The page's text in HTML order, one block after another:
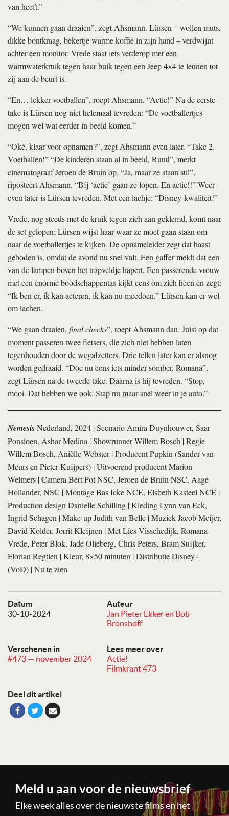
Datum
30-10-2024
Auteur
Jan Pieter Ekker en Bob
Bronshoff
Verschenen in
#473 — november 2024
Lees meer over
Actie!
Filmkrant 473
Deel dit artikel
van heeft.”
“We kunnen gaan draaien”, zegt Ahsmann. Lürsen – wollen muts,
dikke bontkraag, bekertje warme koffie in zijn hand – verdwijnt
achter een monitor. Vrede staat iets verderop met een
warmwaterkruik tegen haar buik tegen een Jeep 4×4 te leunen tot
zij aan de beurt is.
“En… lekker voetballen”, roept Ahsmann. “Actie!” Na de eerste
take is Lürsen nog niet helemaal tevreden: “De voetballertjes
mogen wel wat eerder in beeld komen.”
“Oké, klaar voor opnamen?”, zegt Ahsmann even later. “Take 2.
Voetballen!” “De kinderen staan al in beeld, Ruud”, merkt
cinematograaf Jeroen de Bruin op. “Ja, maar ze staan stil”,
riposteert Ahsmann. “Bij ‘actie’ gaan ze lopen. En actie!!” Weer
even later is Lürsen tevreden. Met een lachje: “Disney-­kwaliteit!”
Vrede, nog steeds met de kruik tegen zich aan geklemd, komt naar
de set gelopen; Lürsen wijst haar waar ze moet gaan staan om
naar de voetballertjes te kijken. De opnameleider zegt dat haast
geboden is, omdat de avond nu snel valt. Een gaffer meldt dat een
van de lampen boven het trapveldje hapert. Een passerende vrouw
met een enorme boodschappentas kijkt eens om zich heen en zegt:
“Ik ben er, ik kan acteren, ik kan nu meedoen.” Lürsen kan er wel
om lachen.
“We gaan draaien, final checks”, roept Ahsmann dan. Juist op dat
moment passeren twee fietsers, die zich niet hebben laten
tegenhouden door de wegafzetters. Drie tellen later kan er alsnog
worden gedraaid. “Doe nu eens iets minder somber, Romana”,
zegt Lürsen na de tweede take. Daarna is hij tevreden. “Stop,
mooi. Dat hebben we ook. Stap nu maar snel weer in je auto.”
NemesisNederland, 2024 | Scenario Amira Duynhouwer, Saar
Ponsioen, Ashar Medina | Showrunner Willem Bosch | Regie
Willem Bosch, Aniëlle Webster | Producent Pupkin (Sander van
Meurs en Pieter Kuijpers) | Uitvoerend producent Marion
Welmers | Camera Bert Pot NSC, Jeroen de Bruin NSC, Aage
Hollander, NSC | Montage Bas Icke NCE, Elsbeth Kasteel NCE |
Production design Danielle Schilling | Kleding Lynn van Eck,
Ingrid Schagen | Make-up Judith van Belle | Muziek Jacob Meijer,
David Kolder, Jorrit Kleijnen | Met Lies Visschedijk, Romana
Vrede, Peter Blok, Jade Olieberg, Chris Peters, Bram Suijker,
Florian Regtien | Kleur, 8×50 minuten | Distributie Disney+
(VoD) | Nu te zien
Meld u aan voor de nieuwsbrief
Elke week alles over de nieuwste films en het